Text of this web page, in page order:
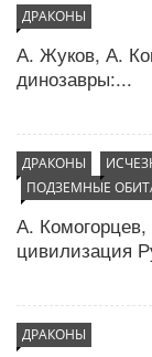
ДРАКОНЫ
А. Жуков, А.
динозавры:...
ДРАКОНЫ
ПОДЗЕМНЫЕ
А.
цивилизация
ДРАКОНЫ